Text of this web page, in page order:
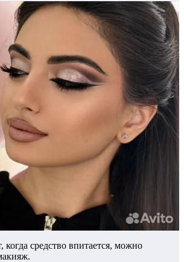
когда средство впитается, можно